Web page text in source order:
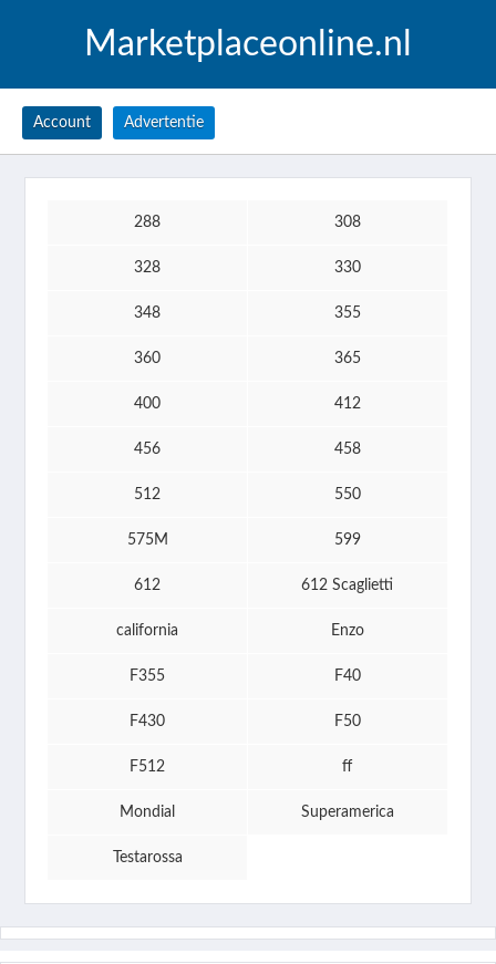
Marketplaceonline.nl
Account Advertentie
288 308
328 330
348 355
360 365
400 412
456 458
512 550
575M 599
612 612 Scaglietti
california Enzo
F355 F40
F430 F50
F512 ff
Mondial Superamerica
Testarossa